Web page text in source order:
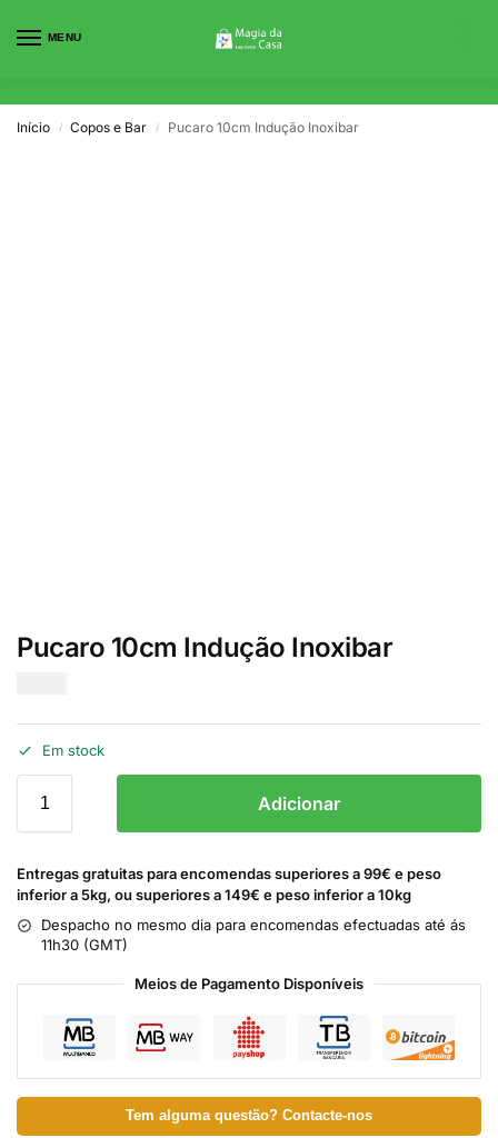
MENU
Início / Copos e Bar / Pucaro 10cm Indução Inoxibar
Pucaro 10cm Indução Inoxibar
Em stock
Adicionar
Entregas gratuitas para encomendas superiores a 99€ e peso
inferior a 5kg, ou superiores a 149€ e peso inferior a 10kg
Despacho no mesmo dia para encomendas efectuadas até ás
11h30 (GMT)
Meios de Pagamento Disponíveis
Tem alguma questão? Contacte-nos